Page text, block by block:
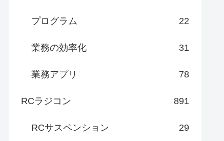
プログラム 22
業務の効率化 31
業務アプリ 78
RCラジコン 891
RCサスペンション 29